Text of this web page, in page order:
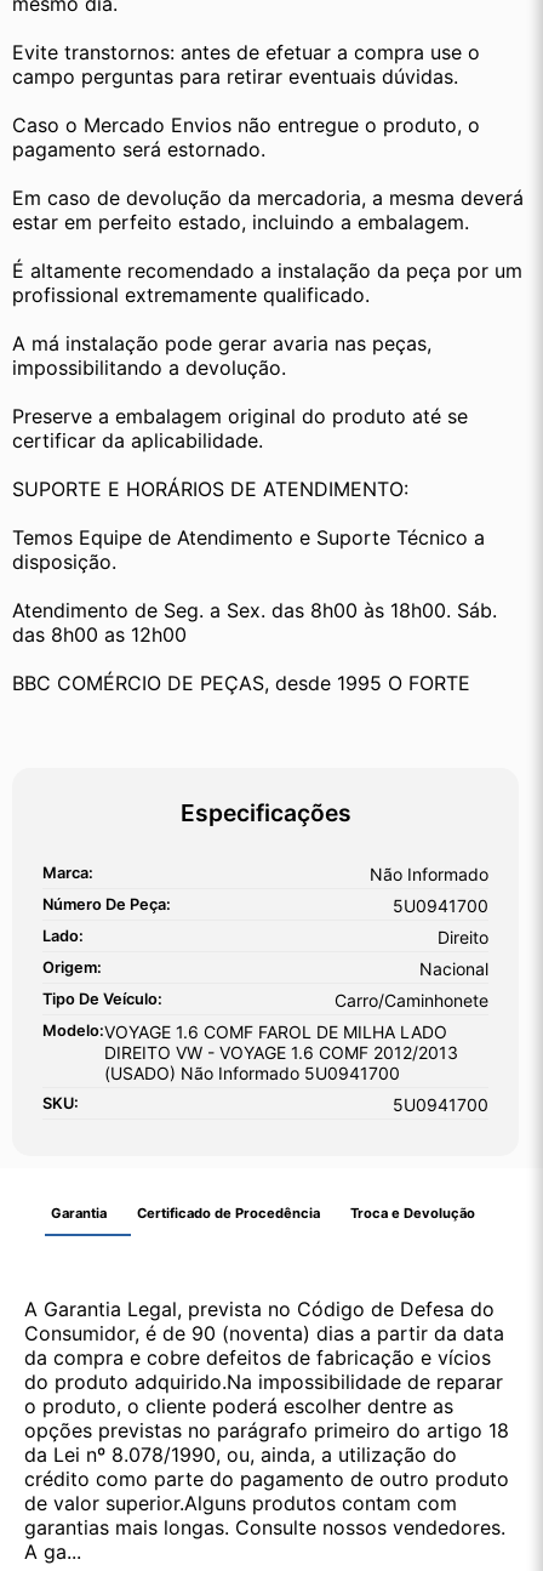
Evite transtornos: antes de efetuar a compra use o
campo perguntas para retirar eventuais dúvidas.
Caso o Mercado Envios não entregue o produto, o
pagamento será estornado.
Em caso de devolução da mercadoria, a mesma deverá
estar em perfeito estado, incluindo a embalagem.
É altamente recomendado a instalação da peça por um
profissional extremamente qualificado.
A má instalação pode gerar avaria nas peças,
impossibilitando a devolução.
Preserve a embalagem original do produto até se
certificar da aplicabilidade.
SUPORTE E HORÁRIOS DE ATENDIMENTO:
Temos Equipe de Atendimento e Suporte Técnico a
disposição.
Atendimento de Seg. a Sex. das 8h00 às 18h00. Sáb.
das 8h00 as 12h00
BBC COMÉRCIO DE PEÇAS, desde 1995 O FORTE
Especificações
Marca: Não Informado
Número De Peça: 5U0941700
Lado: Direito
Origem: Nacional
Tipo De Veículo: Carro/Caminhonete
Modelo:VOYAGE 1.6 COMF FAROL DE MILHA LADO
DIREITO VW - VOYAGE 1.6 COMF 2012/2013
(USADO) Não Informado 5U0941700
SKU: 5U0941700
Garantia Certificado de Procedência Troca e Devolução
A Garantia Legal, prevista no Código de Defesa do
Consumidor, é de 90 (noventa) dias a partir da data
da compra e cobre defeitos de fabricação e vícios
do produto adquirido.Na impossibilidade de reparar
o produto, o cliente poderá escolher dentre as
opções previstas no parágrafo primeiro do artigo 18
da Lei nº 8.078/1990, ou, ainda, a utilização do
crédito como parte do pagamento de outro produto
de valor superior.Alguns produtos contam com
garantias mais longas. Consulte nossos vendedores.
A ga...